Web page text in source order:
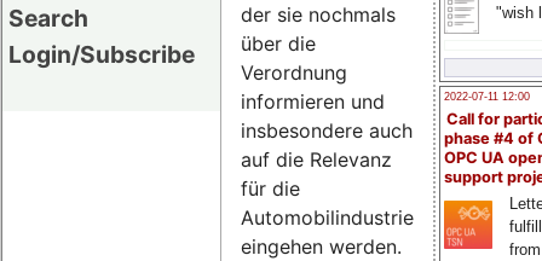
Search
Login/Subscribe
"wish
2022-07-11 12:00
Call for
phase #4 of
OPC UA
support
der sie nochmals
über die
Verordnung
informieren und
insbesondere auch
auf die Relevanz
für die
Automobilindustrie
eingehen werden.